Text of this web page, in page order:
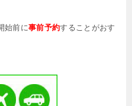
始前に事前予約することがおす